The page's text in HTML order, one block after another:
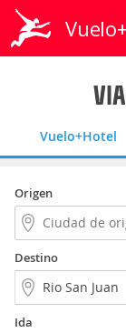
Vuelo+Hotel
Origen
Destino
Ida